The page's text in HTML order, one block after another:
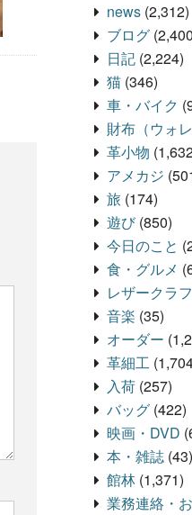
news (2,312)
ブログ
日記 (2,224)
猫 (346)
車・バイク
財布（ウォレ
革小物
アメカジ
旅 (174)
遊び(850)
今日のこと
食・グルメ
レザークラ
音楽 (35)
オーダー
革細工
入荷 (257)
バッグ (422)
映画・DVD
本・雑誌 (43)
館林 (1,371)
業務連絡・